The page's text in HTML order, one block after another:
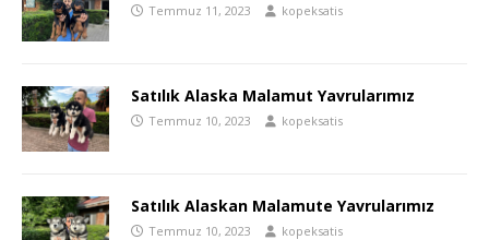
Temmuz 11, 2023 kopeksatis
Satılık Alaska Malamut Yavrularımız
Temmuz 10, 2023 kopeksatis
Satılık Alaskan Malamute Yavrularımız
Temmuz 10, 2023 kopeksatis